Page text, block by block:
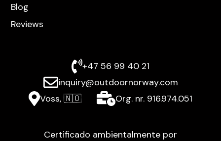
Blog
Reviews
+47 56 99 40 21
inquiry@outdoornorway.com
Voss, 🇳🇴
Org. nr. 916.974.051
Certificado ambientalmente por